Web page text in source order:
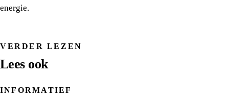
energie.
VERDER LEZEN
Lees ook
INFORMATIEF